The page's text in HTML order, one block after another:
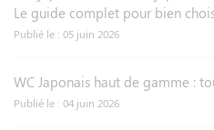
Le guide complet pour bien
Publié le : 05 juin 2026
WC Japonais haut de gamme :
Publié le : 04 juin 2026